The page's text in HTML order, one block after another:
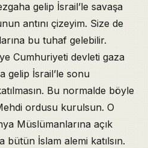
gelip İsrail’le savaşa
antını çizeyim. Size de
bu tuhaf gelebilir.
Cumhuriyeti devleti gaza
gelip İsrail’le sonu
Bu normalde böyle
ordusu kurulsun. O
Müslümanlarına açık
İslam alemi katılsın.